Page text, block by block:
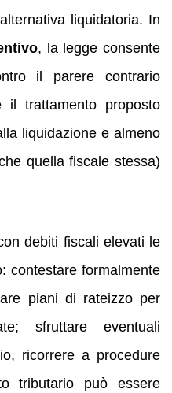
liquidatoria. In
, la legge consente
il parere contrario
il trattamento proposto
liquidazione e almeno
quella fiscale stessa)
debiti fiscali elevati le
contestare formalmente
piani di rateizzo per
sfruttare eventuali
ricorrere a procedure
tributario può essere